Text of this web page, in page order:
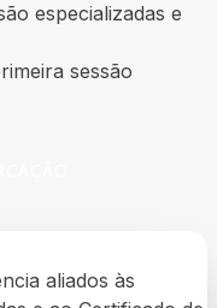
especializadas e
sessão
aliados às